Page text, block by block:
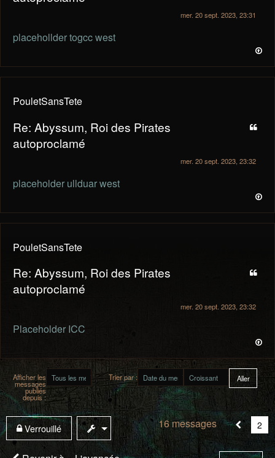
mer. 20 sept. 2023, 23:31
placehollder togcc west
PouletSansTete
Re: Abyssum, Roi des Pirates
autoproclamé
mer. 20 sept. 2023, 23:32
placeholder ullduar west
PouletSansTete
Re: Abyssum, Roi des Pirates
autoproclamé
mer. 20 sept. 2023, 23:32
Placeholder ICC
Afficher les
messages
publiés
depuis :
Trier par :
Verrouillé 16 messages
à
2